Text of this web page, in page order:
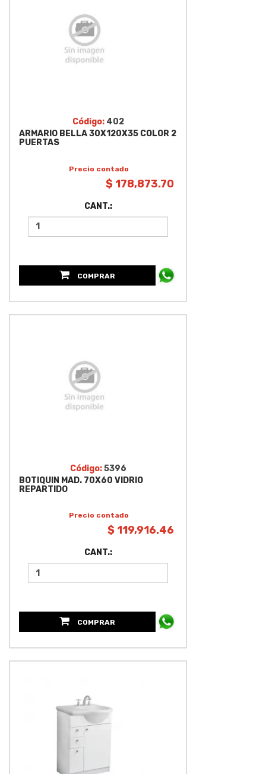
Código: 402
ARMARIO BELLA 30X120X35 COLOR 2
PUERTAS
Precio contado
$ 178,873.70
CANT.:
COMPRAR
Código:5396
BOTIQUIN MAD. 70X60 VIDRIO
REPARTIDO
Precio contado
$ 119,916.46
CANT.:
COMPRAR